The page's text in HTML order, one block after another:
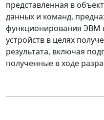
представленная в
данных и команд,
функционирования ЭВМ
устройств в целях
результата, включая
полученные в ходе